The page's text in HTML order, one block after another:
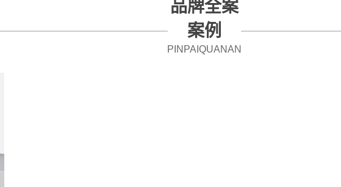
品牌全案
案例
PINPAIQUANAN